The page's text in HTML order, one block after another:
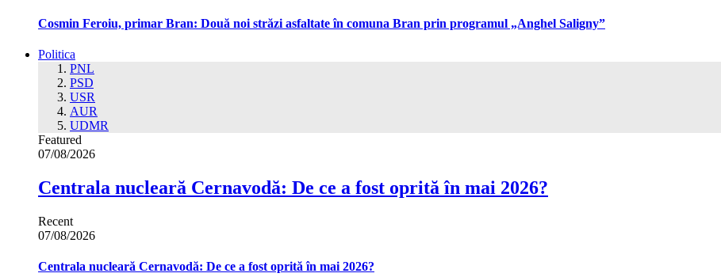
Cosmin Feroiu, primar Bran: Două noi străzi asfaltate în comuna Bran prin programul „Anghel Saligny”
Politica
PNL
PSD
USR
AUR
UDMR
Featured
07/08/2026
Centrala nucleară Cernavodă: De ce a fost oprită în mai 2026?
Recent
07/08/2026
Centrala nucleară Cernavodă: De ce a fost oprită în mai 2026?